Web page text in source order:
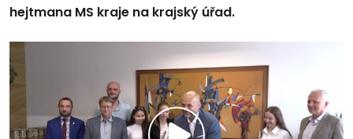
hejtmana MS kraje na krajský úřad.